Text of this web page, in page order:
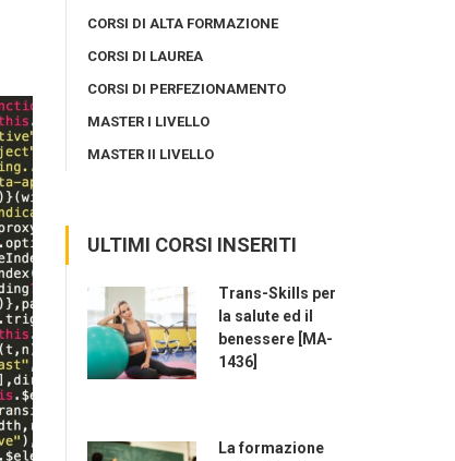
CORSI DI ALTA FORMAZIONE
CORSI DI LAUREA
CORSI DI PERFEZIONAMENTO
MASTER I LIVELLO
MASTER II LIVELLO
ULTIMI CORSI INSERITI
Trans-Skills per
la salute ed il
benessere [MA-
1436]
La formazione